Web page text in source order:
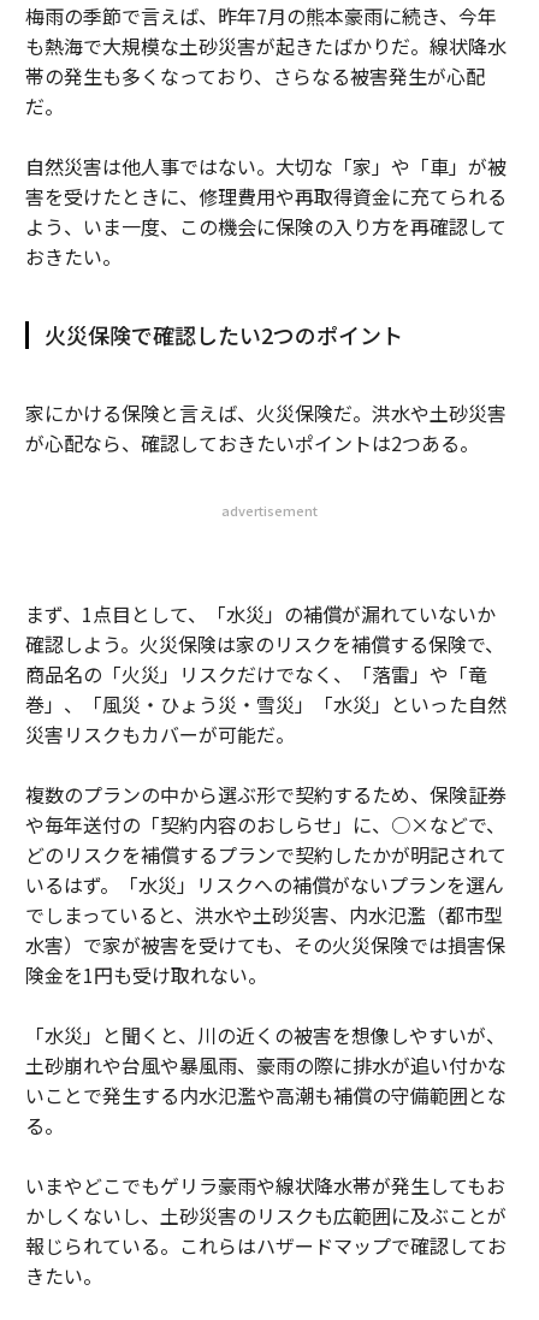
梅雨の季節で言えば、昨年7月の熊本豪雨に続き、今年
も熱海で大規模な土砂災害が起きたばかりだ。線状降水
帯の発生も多くなっており、さらなる被害発生が心配
だ。
自然災害は他人事ではない。大切な「家」や「車」が被
害を受けたときに、修理費用や再取得資金に充てられる
よう、いま一度、この機会に保険の入り方を再確認して
おきたい。
火災保険で確認したい2つのポイント
家にかける保険と言えば、火災保険だ。洪水や土砂災害
が心配なら、確認しておきたいポイントは2つある。
advertisement
まず、1点目として、「水災」の補償が漏れていないか
確認しよう。火災保険は家のリスクを補償する保険で、
商品名の「火災」リスクだけでなく、「落雷」や「竜
巻」、「風災・ひょう災・雪災」「水災」といった自然
災害リスクもカバーが可能だ。
複数のプランの中から選ぶ形で契約するため、保険証券
や毎年送付の「契約内容のおしらせ」に、○×などで、
どのリスクを補償するプランで契約したかが明記されて
いるはず。「水災」リスクへの補償がないプランを選ん
でしまっていると、洪水や土砂災害、内水氾濫（都市型
水害）で家が被害を受けても、その火災保険では損害保
険金を1円も受け取れない。
「水災」と聞くと、川の近くの被害を想像しやすいが、
土砂崩れや台風や暴風雨、豪雨の際に排水が追い付かな
いことで発生する内水氾濫や高潮も補償の守備範囲とな
る。
いまやどこでもゲリラ豪雨や線状降水帯が発生してもお
かしくないし、土砂災害のリスクも広範囲に及ぶことが
報じられている。これらはハザードマップで確認してお
きたい。